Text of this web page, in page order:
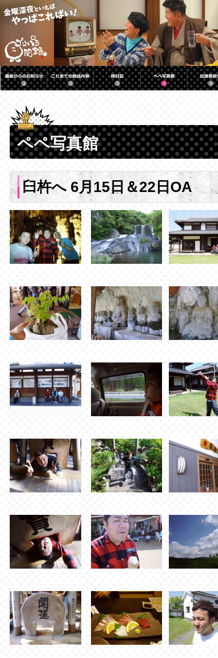
ペペ写真館
臼杵へ 6月15日＆22日OA